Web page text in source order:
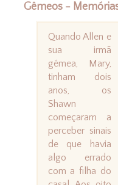
Gêmeos -
Quando Allen e
sua irmã
gêmea, Mary,
tinham dois
anos, os
Shawn
começaram a
perceber sinais
de que havia
algo errado
com a filha do